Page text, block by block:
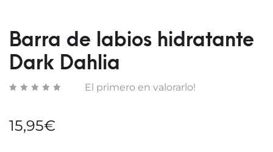
Barra de labios hidratante
Dark Dahlia
El primero en valorarlo!
15,95€